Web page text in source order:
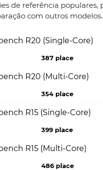
de referência populares,
com outros modelos.
R20 (Single-Core)
387 place
R20 (Multi-Core)
354 place
R15 (Single-Core)
399 place
R15 (Multi-Core)
486 place